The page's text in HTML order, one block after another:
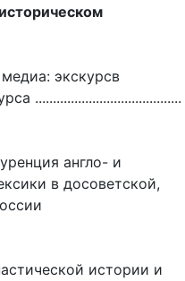
экскурсв
.........................................
англо- и
в досоветской,
истории и